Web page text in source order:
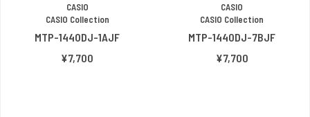
CASIO
CASIO Collection
MTP-1440DJ-1AJF
¥7,700
CASIO
CASIO Collection
MTP-1440DJ-7BJF
¥7,700